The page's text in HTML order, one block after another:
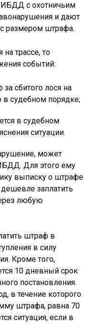
с охотничьим
и дают
размером штрафа.
на трассе, то
событий:
сбитого лося на
в судебном порядке;
в судебном
ситуации.
может
Для этого ему
выписку о штрафе
заплатить
любую
штраф в
в силу
Кроме того,
10 дневный срок
постановления.
в течение которого
штрафа, равна 70
ситуация, если в